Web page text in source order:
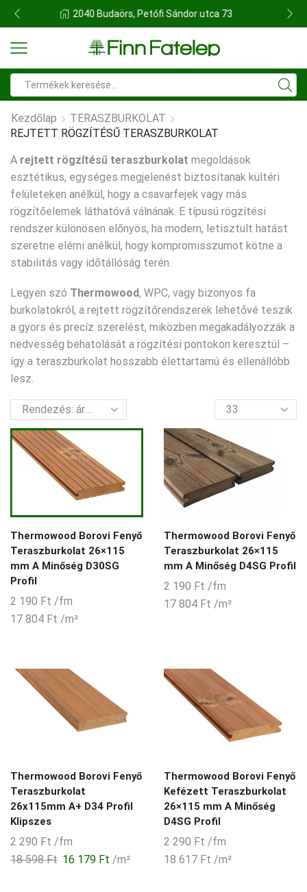
FINN FATELEP BUDAÖRS
input
Kezdőlap
TERASZBURKOLAT
REJTETT RÖGZÍTÉSŰ TERASZBURKOLAT
A rejtett rögzítésű teraszburkolat megoldások
esztétikus, egységes megjelenést biztosítanak kültéri
felületeken anélkül, hogy a csavarfejek vagy más
rögzítőelemek láthatóvá válnának. E típusú rögzítési
rendszer különösen előnyös, ha modern, letisztult hatást
szeretne elérni anélkül, hogy kompromisszumot kötne a
stabilitás vagy időtállóság terén.
Legyen szó Thermowood, WPC, vagy bizonyos fa
burkolatokról, a rejtett rögzítőrendszerek lehetővé teszik
a gyors és precíz szerelést, miközben megakadályozzák a
nedvesség behatolását a rögzítési pontokon keresztül –
így a teraszburkolat hosszabb élettartamú és ellenállóbb
lesz.
termék
per
oldal
Thermowood Borovi Fenyő
Teraszburkolat 26×115
mm A Minőség D30SG
Profil
2 190 Ft /fm
17 804 Ft /m²
Thermowood Borovi Fenyő
Teraszburkolat 26×115
mm A Minőség D4SG Profil
2 190 Ft /fm
17 804 Ft /m²
Thermowood Borovi Fenyő
Teraszburkolat
26x115mm A+ D34 Profil
Klipszes
2 290 Ft /fm
18 598Ft 16 179 Ft /m²
Thermowood Borovi Fenyő
Kefézett Teraszburkolat
26×115 mm A Minőség
D4SG Profil
2 290 Ft /fm
18 617 Ft /m²